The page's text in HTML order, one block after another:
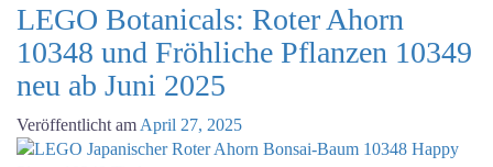
LEGO Botanicals: Roter Ahorn
10348 und Fröhliche Pflanzen 10349
neu ab Juni 2025
Veröffentlicht am April 27, 2025